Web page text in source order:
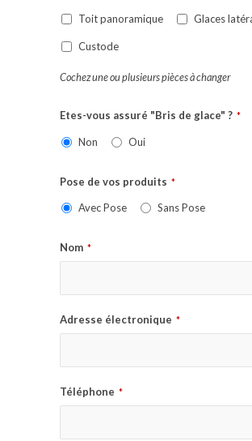
Toit panoramique Glaces
Custode
Cochez une ou plusieurs pièces à changer
Etes-vous assuré "Bris de glace" ? *
Non Oui
Pose de vos produits *
Avec Pose Sans Pose
Nom *
Adresse électronique *
Téléphone *